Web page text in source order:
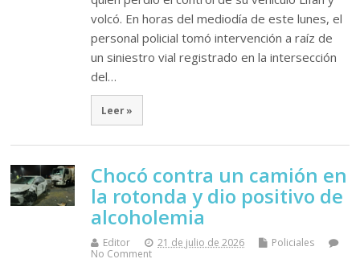
volcó. En horas del mediodía de este lunes, el
personal policial tomó intervención a raíz de
un siniestro vial registrado en la intersección
del…
Leer »
Chocó contra un camión en
la rotonda y dio positivo de
alcoholemia
Editor 21 de julio de 2026
Policiales
No Comment